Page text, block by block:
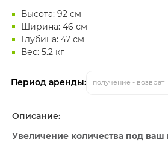
Высота: 92 см
Ширина: 46 см
Глубина: 47 см
Вес: 5.2 кг
Период аренды: получение - возврат
Описание:
Увеличение количества под ваш